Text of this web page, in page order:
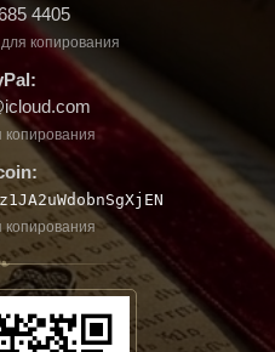
4405
копирования